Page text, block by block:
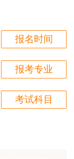
好
也非常有耐
报名时间
报考专业
考试科目